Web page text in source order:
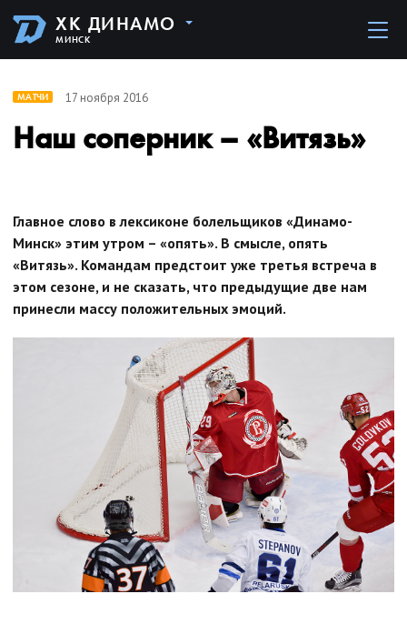
ХК ДИНАМО
МИНСК
МАТЧИ 17 ноября 2016
Наш соперник – «Витязь»
Главное слово в лексиконе болельщиков «Динамо-
Минск» этим утром – «опять». В смысле, опять
«Витязь». Командам предстоит уже третья встреча в
этом сезоне, и не сказать, что предыдущие две нам
принесли массу положительных эмоций.